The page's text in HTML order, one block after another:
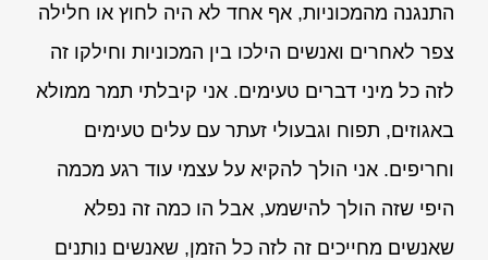
התנגנה מהמכוניות, אף אחד לא היה לחוץ או חלילה
צפר לאחרים ואנשים הילכו בין המכוניות וחילקו זה
לזה כל מיני דברים טעימים. אני קיבלתי תמר ממולא
באגוזים, תפוח וגבעולי זעתר עם עלים טעימים
וחריפים. אני הולך להקיא על עצמי עוד רגע מכמה
היפי שזה הולך להישמע, אבל הו כמה זה נפלא
שאנשים מחייכים זה לזה כל הזמן, שאנשים נותנים